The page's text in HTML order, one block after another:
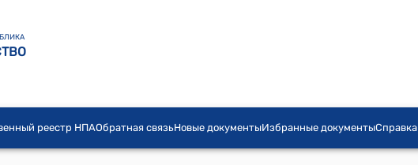
реестр НПАОбратная связьНовые документыИзбранные документыСправка